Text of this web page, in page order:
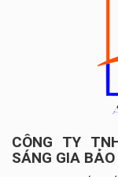
CÔNG TY
SÁNG GIA BẢO